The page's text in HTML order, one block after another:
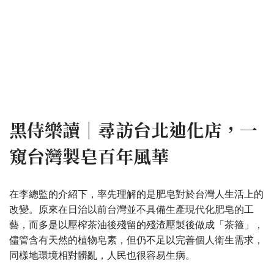
黑侍樂讀｜尋訪台北迪化店，一
窺台灣製皂百年風華
在李總監的介紹下，率先理解的是肥皂對於台灣人生活上的
改變。原來在日治以前台灣並不具備生產現代化肥皂的工
藝，而多是以壓榨茶油後殘留的殘渣壓製後做成「茶箍」，
儘管含有天然的植物皂素，但仍不足以完善個人衛生需求，
同樣地環境相對髒亂，人民也很容易生病。